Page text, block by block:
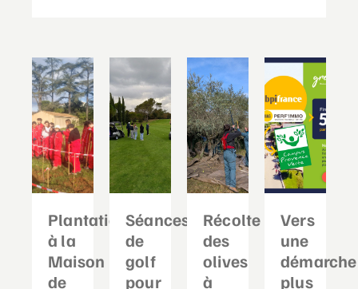
Plantation
à la
Maison
de
Séances
de
golf
pour
Récolte
des
olives
à
Vers
une
démarche
plus